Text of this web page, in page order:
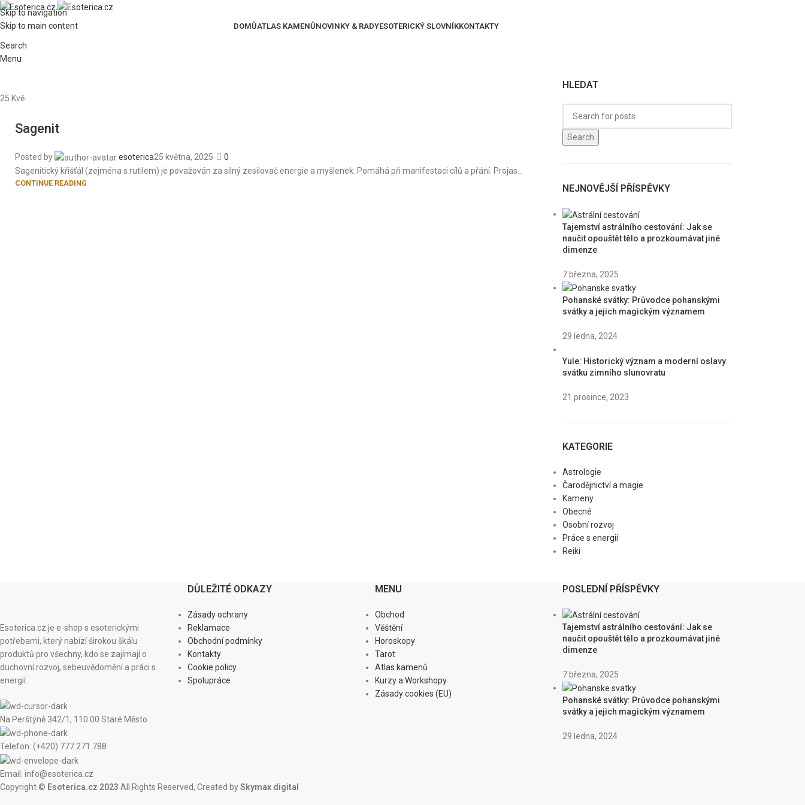
Skip to navigation
Skip to main content
DOMŮATLAS KAMENŮNOVINKY & RADYESOTERICKÝ SLOVNÍKKONTAKTY
Search
Menu
25 Kvě
Sagenit
Posted by esoterica25 května, 2025
0
Sagenitický křišťál (zejména s rutilem) je považován za silný zesilovač energie a myšlenek. Pomáhá při manifestaci cílů a přání. Projas...
CONTINUE READING
HLEDAT
Search
NEJNOVĚJŠÍ PŘÍSPĚVKY
Tajemství astrálního cestování: Jak se
naučit opouštět tělo a prozkoumávat jiné
dimenze
7 března, 2025
Pohanské svátky: Průvodce pohanskými
svátky a jejich magickým významem
29 ledna, 2024
Yule: Historický význam a moderní oslavy
svátku zimního slunovratu
21 prosince, 2023
KATEGORIE
Astrologie
Čarodějnictví a magie
Kameny
Obecné
Osobní rozvoj
Práce s energií
Reiki
Esoterica.cz je e-shop s esoterickými
potřebami, který nabízí širokou škálu
produktů pro všechny, kdo se zajímají o
duchovní rozvoj, sebeuvědomění a práci s
energií.
Na Perštýně 342/1, 110 00 Staré Město
Telefon: (+420) 777 271 788
Email: info@esoterica.cz
DŮLEŽITÉ ODKAZY
Zásady ochrany
Reklamace
Obchodní podmínky
Kontakty
Cookie policy
Spolupráce
MENU
Obchod
Věštění
Horoskopy
Tarot
Atlas kamenů
Kurzy a Workshopy
Zásady cookies (EU)
POSLEDNÍ PŘÍSPĚVKY
Tajemství astrálního cestování: Jak se
naučit opouštět tělo a prozkoumávat jiné
dimenze
7 března, 2025
Pohanské svátky: Průvodce pohanskými
svátky a jejich magickým významem
29 ledna, 2024
Copyright © Esoterica.cz 2023 All Rights Reserved, Created bySkymax digital